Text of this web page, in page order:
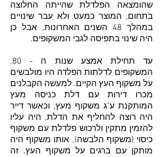
שהומצאה הפלדלת שהייתה החלוצה
בתחום, המוצר כמעט ולא עבר שינויים
במהלך 48 השנים האחרונות, אבל כן
היה שינוי בתפיסה לגבי המשקופים.
עד תחילת אמצע שנות ה - 80,
המשקופים לדלתות הפלדה היו מולבשים
על משקוף העץ הקיים. למעשה הקבלנים
מכרו דירותעם דלת כניסה מעץ
המותקנת ע"ג משקוף מעץ, וכאשר דייר
היה רוצה להחליף את הדלת, היה עליו
להזמין מתקין ולרכוש פלדלת עם משקוף
כיסוי (משקוף הלבשה), אותו משקוף היה
מותקן עם ברגים על משקוף העץ, זה